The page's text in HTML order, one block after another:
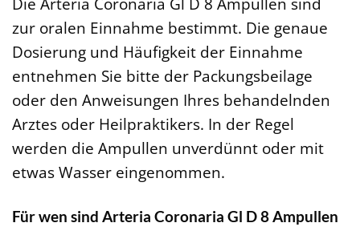
zur oralen Einnahme bestimmt. Die genaue
Dosierung und Häufigkeit der Einnahme
entnehmen Sie bitte der Packungsbeilage
oder den Anweisungen Ihres behandelnden
Arztes oder Heilpraktikers. In der Regel
werden die Ampullen unverdünnt oder mit
etwas Wasser eingenommen.
Für wen sind Arteria Coronaria Gl D 8 Ampullen